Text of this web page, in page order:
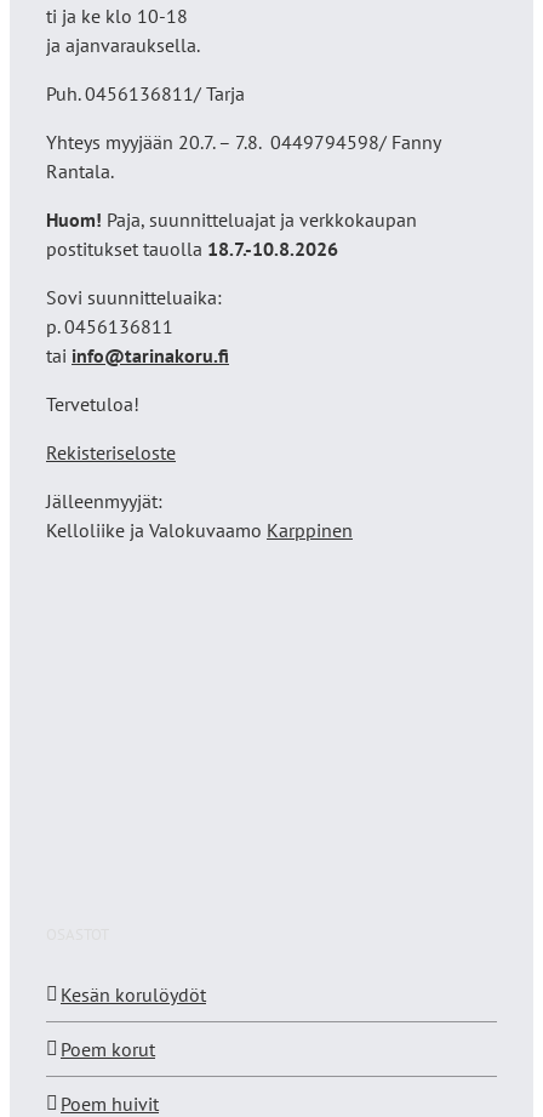
ti ja ke klo 10-18
ja ajanvarauksella.
Puh. 0456136811/ Tarja
Yhteys myyjään 20.7. – 7.8. 0449794598/ Fanny
Rantala.
Huom! Paja, suunnitteluajat ja verkkokaupan
postitukset tauolla 18.7.-10.8.2026
Sovi suunnitteluaika:
p. 0456136811
tai info@tarinakoru.fi
Tervetuloa!
Rekisteriseloste
Jälleenmyyjät:
Kelloliike ja Valokuvaamo Karppinen
Kesän korulöydöt
Poem korut
Poem huivit